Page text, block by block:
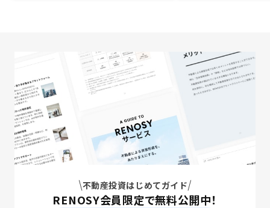
不動産投資はじめてガイド
RENOSY会員限定で無料公開中！